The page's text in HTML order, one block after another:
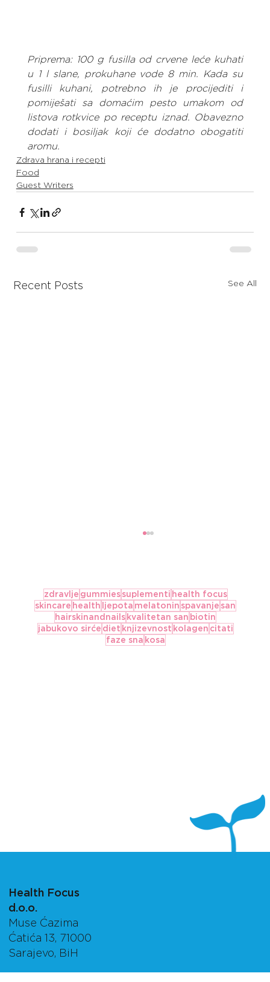
Priprema: 100 g fusilla od crvene leće kuhati
u 1 l slane, prokuhane vode 8 min. Kada su
fusilli kuhani, potrebno ih je procijediti i
pomiješati sa domaćim pesto umakom od
listova rotkvice po receptu iznad. Obavezno
dodati i bosiljak koji će dodatno obogatiti
aromu.
Zdrava hrana i recepti
Food
Guest Writers
Recent Posts See All
zdravlje gummies suplementi health focus
skincare health ljepota melatonin spavanje san
hairskinandnailskvalitetan san biotin
jabukovo sirće diet knjizevnost kolagen citati
faze sna kosa
Health Focus
d.o.o.
Muse Ćazima
Ćatića 13, 71000
Sarajevo, BiH